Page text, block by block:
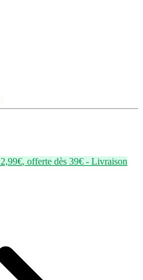
2,99€, offerte dès 39€ - Livraison